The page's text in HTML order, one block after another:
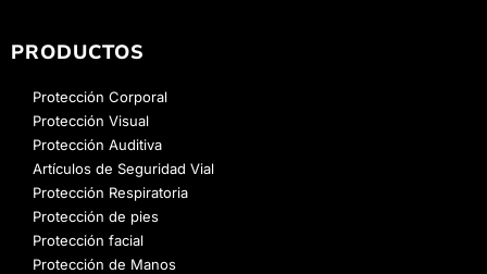
PRODUCTOS
Protección Corporal
Protección Visual
Protección Auditiva
Artículos de Seguridad Vial
Protección Respiratoria
Protección de pies
Protección facial
Protección de Manos